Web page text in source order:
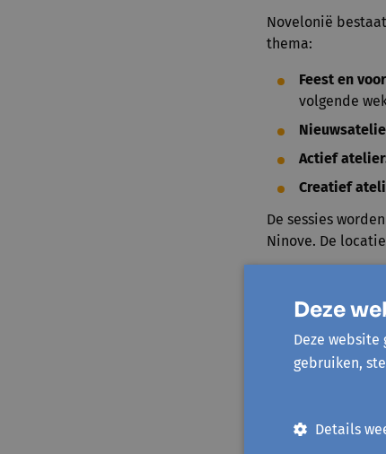
Novelonië
thema:
Feest en
volgende
Actief
Creatief
De sessies
Ninove. De
Praktisch
Start:
Locatie:
Novelonië is
Deze
Deze
gebruiken,
Details